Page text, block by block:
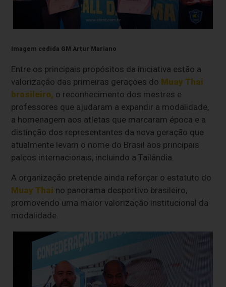
Imagem cedida GM Artur Mariano
Entre os principais propósitos da iniciativa estão a
valorização das primeiras gerações do Muay Thai
brasileiro, o reconhecimento dos mestres e
professores que ajudaram a expandir a modalidade,
a homenagem aos atletas que marcaram época e a
distinção dos representantes da nova geração que
atualmente levam o nome do Brasil aos principais
palcos internacionais, incluindo a Tailândia.
A organização pretende ainda reforçar o estatuto do
Muay Thai no panorama desportivo brasileiro,
promovendo uma maior valorização institucional da
modalidade.